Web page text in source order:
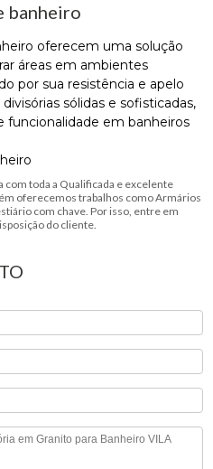
banheiro
oferecem uma solução
áreas em ambientes
por sua resistência e apelo
sólidas e sofisticadas,
funcionalidade em banheiros
com toda a Qualificada e excelente
oferecemos trabalhos como Armários
com chave. Por isso, entre em
do cliente.